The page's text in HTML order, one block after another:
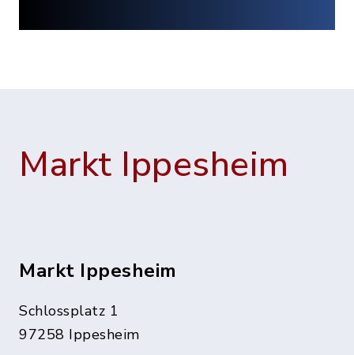
Markt Ippesheim
Markt Ippesheim
Schlossplatz 1
97258 Ippesheim